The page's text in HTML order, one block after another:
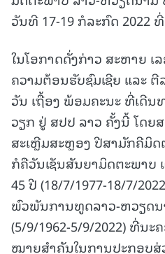
ວັນທີ 17-19 ກໍລະກົດ 2022
ໃນໂອກາດດັ່ງກ່າວ ສະຫາຍ ເ
ຄວາມຕ້ອນຮັບຊົມເຊີຍ ແລະ
ວັນ ເຖື້ອງ ພ້ອມຄະນະ ທີ່ເດີນ
ວຽກ ຢູ່ ສປປ ລາວ ຄັ້ງນີ້ ໂດຍ
ສະເຫຼີມສະຫຼອງ ປີສາມັກຄີມິ
ກໍຄືວັນເຊັນສັນຍາມິດຕະພາບ
45 ປີ (18/7/1977-18/7/
ພົວພັນການທູດລາວ-ຫວຽດນ
(5/9/1962-5/9/2022) ທີ່ນ
ໝາຍສຳຄັນໃນການປະກອບ